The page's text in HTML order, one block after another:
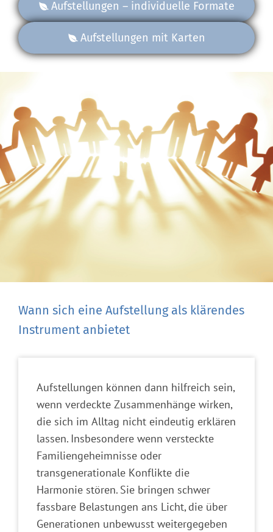
Aufstellungen – individuelle Formate
Aufstellungen mit Karten
Wann sich eine Aufstellung als klärendes
Instrument anbietet
Aufstellungen können dann hilfreich sein,
wenn verdeckte Zusammenhänge wirken,
die sich im Alltag nicht eindeutig erklären
lassen. Insbesondere wenn versteckte
Familiengeheimnisse oder
transgenerationale Konflikte die
Harmonie stören. Sie bringen schwer
fassbare Belastungen ans Licht, die über
Generationen unbewusst weitergegeben